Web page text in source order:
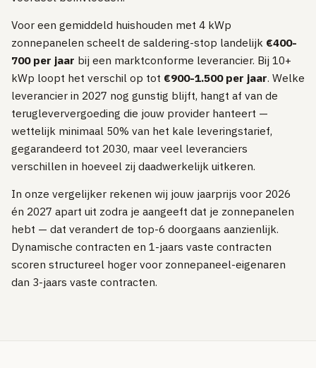
Voor een gemiddeld huishouden met 4 kWp
zonnepanelen scheelt de saldering-stop landelijk €400-
700 per jaar bij een marktconforme leverancier. Bij 10+
kWp loopt het verschil op tot €900-1.500 per jaar. Welke
leverancier in 2027 nog gunstig blijft, hangt af van de
terugleververgoeding die jouw provider hanteert —
wettelijk minimaal 50% van het kale leveringstarief,
gegarandeerd tot 2030, maar veel leveranciers
verschillen in hoeveel zij daadwerkelijk uitkeren.
In onze vergelijker rekenen wij jouw jaarprijs voor 2026
én 2027 apart uit zodra je aangeeft dat je zonnepanelen
hebt — dat verandert de top-6 doorgaans aanzienlijk.
Dynamische contracten en 1-jaars vaste contracten
scoren structureel hoger voor zonnepaneel-eigenaren
dan 3-jaars vaste contracten.